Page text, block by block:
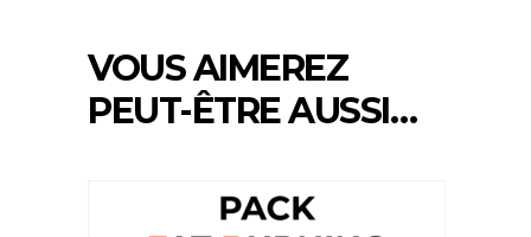
VOUS AIMEREZ
PEUT-ÊTRE AUSSI…